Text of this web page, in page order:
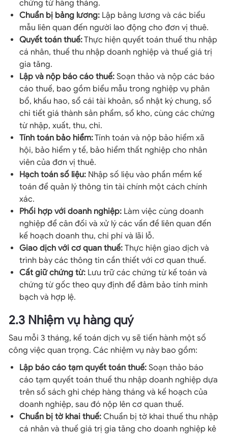
chứng từ hàng tháng.
Chuẩn bị bảng lương: Lập bảng lương và các biểu
mẫu liên quan đến người lao động cho đơn vị thuê.
Quyết toán thuế:Thực hiện quyết toán thuế thu nhập
cá nhân, thuế thu nhập doanh nghiệp và thuế giá trị
gia tăng.
Lập và nộp báo cáo thuế: Soạn thảo và nộp các báo
cáo thuế, bao gồm biểu mẫu trong nghiệp vụ phân
bổ, khấu hao, sổ cái tài khoản, sổ nhật ký chung, sổ
chi tiết giá thành sản phẩm, sổ kho, cùng các chứng
từ nhập, xuất, thu, chi.
Tính toán bảo hiểm:Tính toán và nộp bảo hiểm xã
hội, bảo hiểm y tế, bảo hiểm thất nghiệp cho nhân
viên của đơn vị thuê.
Hạch toán số liệu: Nhập số liệu vào phần mềm kế
toán để quản lý thông tin tài chính một cách chính
xác.
Phối hợp với doanh nghiệp: Làm việc cùng doanh
nghiệp để cân đối và xử lý các vấn đề liên quan đến
kế hoạch doanh thu, chi phí và lãi lỗ.
Giao dịch với cơ quan thuế: Thực hiện giao dịch và
trình bày các thông tin cần thiết với cơ quan thuế.
Cất giữ chứng từ: Lưu trữ các chứng từ kế toán và
chứng từ gốc theo quy định để đảm bảo tính minh
bạch và hợp lệ.
2.3 Nhiệm vụ hàng quý
Sau mỗi 3 tháng, kế toán dịch vụ sẽ tiến hành một số
công việc quan trọng. Các nhiệm vụ này bao gồm:
Lập báo cáo tạm quyết toán thuế: Soạn thảo báo
cáo tạm quyết toán thuế thu nhập doanh nghiệp dựa
trên sổ sách ghi chép hàng tháng và kế hoạch của
doanh nghiệp, sau đó nộp lên cơ quan thuế.
Chuẩn bị tờ khai thuế: Chuẩn bị tờ khai thuế thu nhập
cá nhân và thuế giá trị gia tăng cho doanh nghiệp kê